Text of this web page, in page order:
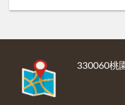
330060桃